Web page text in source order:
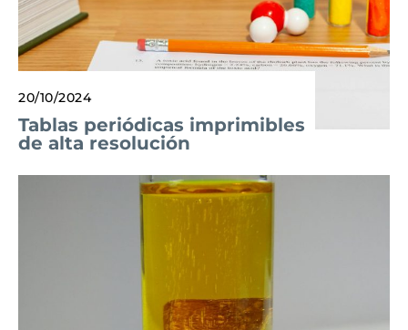
20/10/2024
Tablas periódicas imprimibles
de alta resolución